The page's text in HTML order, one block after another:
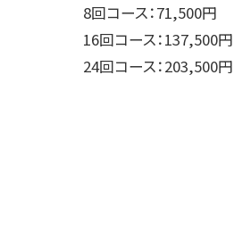
8回コース：71,500円
16回コース：137,500円
24回コース：203,500円